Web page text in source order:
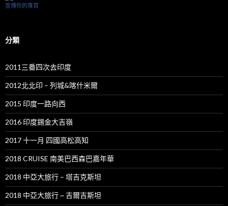
宣傳你的專頁
分類
2011三番四次去印度
2012北北印 – 列城&喀什米爾
2015 印度一路向西
2016 印度錫金大吉嶺
2017 十一月 四國高松高知
2018 CRUISE 南美巴西森巴嘉年華
2018 中亞大旅行 – 塔吉克斯坦
2018 中亞大旅行 ~ 吉爾吉斯坦